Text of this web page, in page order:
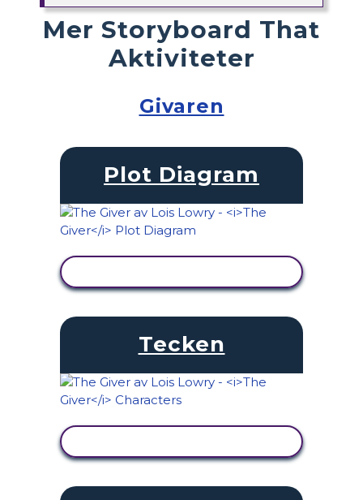
Mer Storyboard That
Aktiviteter
Givaren
Plot Diagram
Tecken